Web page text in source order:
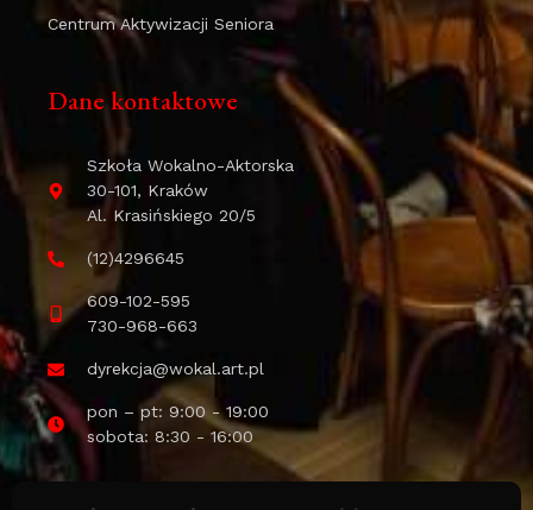
Centrum Aktywizacji Seniora
Dane kontaktowe
Szkoła Wokalno-Aktorska
30-101, Kraków
Al. Krasińskiego 20/5
(12)4296645
609-102-595
730-968-663
dyrekcja@wokal.art.pl
pon – pt: 9:00 - 19:00
sobota: 8:30 - 16:00